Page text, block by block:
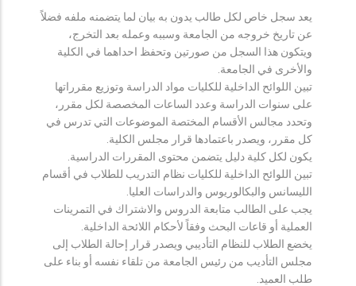
يعد سجل خاص لكل طالب يدون به بيان لما يتضمنه ملفه فضلاً
عن تاريخ خروجه من الجامعة وسببه وعمله بعد التخرج،
ويتكون هذا السجل من صورتين وتحفظ احداهما في الكلية
والأخرى في الجامعة.
تبين اللوائح الداخلية للكليات مواد الدراسة وتوزيع مقرراتها
على سنوات الدراسة وعدد الساعات المخصصة لكل مقرر،
وتحدد مجالس الأقسام المختصة الموضوعات التي تدرس في
كل مقرر، ويصدر باعتمادها قرار مجلس الكلية.
يكون لكل كلية دليل يتضمن محتوى المقررات الدراسية.
تبين اللوائح الداخلية للكليات نظام التدريب للطلاب في أقسام
الليسانس والبكالوريوس والدراسات العليا.
يجب على الطالب متابعة الدروس والاشتراك في التمرينات
العملية أو قاعات البحث وفقاً لأحكام اللائحة الداخلية.
يخضع الطلاب للنظام التأديبي ويصدر قرار إحالة الطلاب إلى
مجلس التأديب من رئيس الجامعة من تلقاء نفسه أو بناء على
طلب العميد.